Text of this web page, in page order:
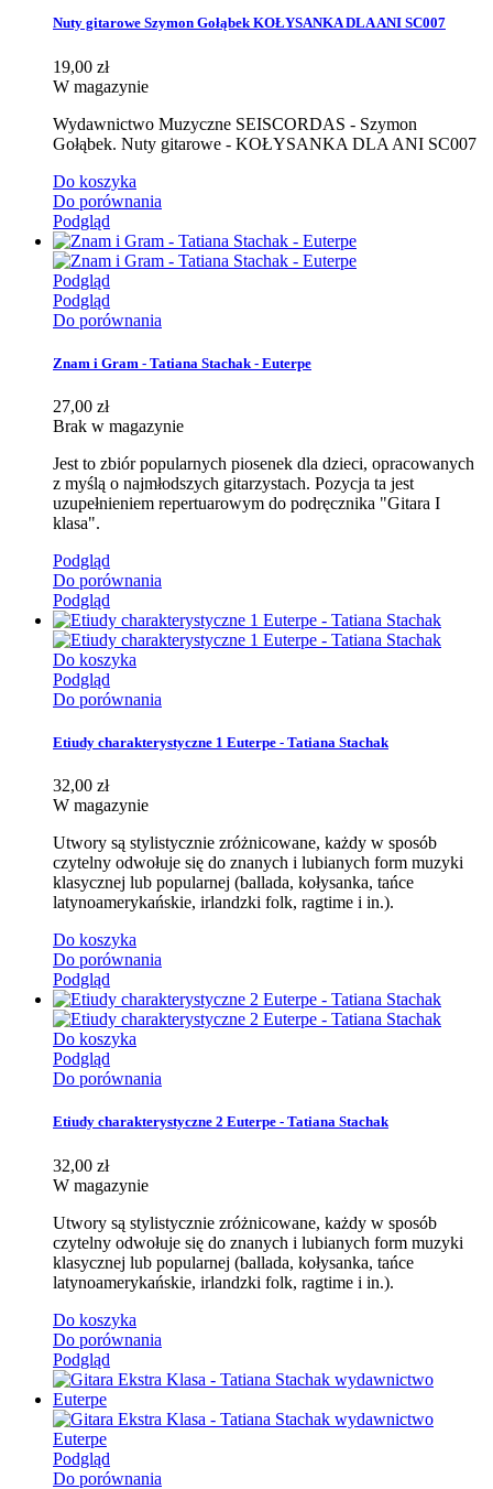
Nuty gitarowe Szymon Gołąbek KOŁYSANKA DLA ANI SC007
19,00 zł
W magazynie
Wydawnictwo Muzyczne SEISCORDAS - Szymon
Gołąbek. Nuty gitarowe - KOŁYSANKA DLA ANI SC007
Do koszyka
Do porównania
Podgląd
Podgląd
Podgląd
Do porównania
Znam i Gram - Tatiana Stachak - Euterpe
27,00 zł
Brak w magazynie
Jest to zbiór popularnych piosenek dla dzieci, opracowanych
z myślą o najmłodszych gitarzystach. Pozycja ta jest
uzupełnieniem repertuarowym do podręcznika "Gitara I
klasa".
Podgląd
Do porównania
Podgląd
Do koszyka
Podgląd
Do porównania
Etiudy charakterystyczne 1 Euterpe - Tatiana Stachak
32,00 zł
W magazynie
Utwory są stylistycznie zróżnicowane, każdy w sposób
czytelny odwołuje się do znanych i lubianych form muzyki
klasycznej lub popularnej (ballada, kołysanka, tańce
latynoamerykańskie, irlandzki folk, ragtime i in.).
Do koszyka
Do porównania
Podgląd
Do koszyka
Podgląd
Do porównania
Etiudy charakterystyczne 2 Euterpe - Tatiana Stachak
32,00 zł
W magazynie
Utwory są stylistycznie zróżnicowane, każdy w sposób
czytelny odwołuje się do znanych i lubianych form muzyki
klasycznej lub popularnej (ballada, kołysanka, tańce
latynoamerykańskie, irlandzki folk, ragtime i in.).
Do koszyka
Do porównania
Podgląd
Podgląd
Do porównania